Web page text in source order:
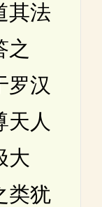
其法
之
罗汉
天人
大
类犹